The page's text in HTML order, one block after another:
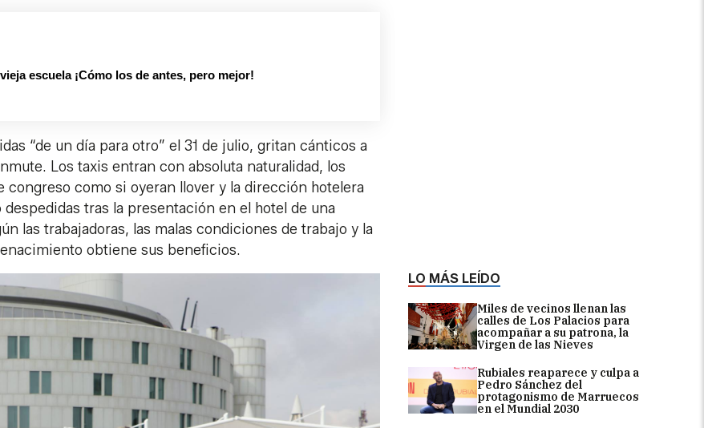
LO MÁS LEÍDO
Miles de vecinos llenan las
calles de Los Palacios para
acompañar a su patrona, la
Virgen de las Nieves
Rubiales reaparece y culpa a
Pedro Sánchez del
protagonismo de Marruecos
en el Mundial 2030
escuela ¡Cómo los de antes, pero mejor!
“de un día para otro” el 31 de julio, gritan cánticos a
Los taxis entran con absoluta naturalidad, los
como si oyeran llover y la dirección hotelera
tras la presentación en el hotel de una
las trabajadoras, las malas condiciones de trabajo y la
obtiene sus beneficios.